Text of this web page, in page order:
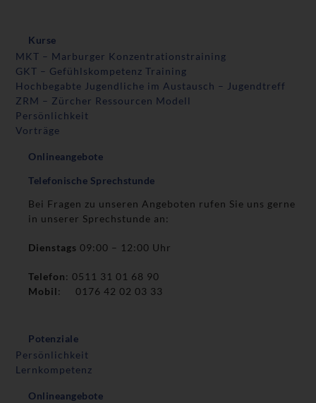
Kurse
MKT – Marburger Konzentrationstraining
GKT – Gefühlskompetenz Training
Hochbegabte Jugendliche im Austausch – Jugendtreff
ZRM – Zürcher Ressourcen Modell
Persönlichkeit
Vorträge
Onlineangebote
Telefonische Sprechstunde
Bei Fragen zu unseren Angeboten rufen Sie uns gerne
in unserer Sprechstunde an:
Dienstags09:00 – 12:00 Uhr
Telefon: 0511 31 01 68 90
Mobil: 0176 42 02 03 33
Potenziale
Persönlichkeit
Lernkompetenz
Onlineangebote